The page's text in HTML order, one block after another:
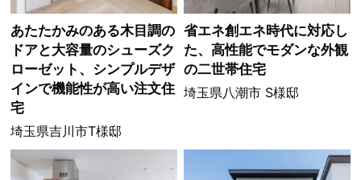
あたたかみのある木目調の
ドアと大容量のシューズク
ローゼット、シンプルデザ
インで機能性が高い注文住
宅
埼玉県吉川市T様邸
省エネ創エネ時代に対応し
た、高性能でモダンな外観
の二世帯住宅
埼玉県八潮市 S様邸